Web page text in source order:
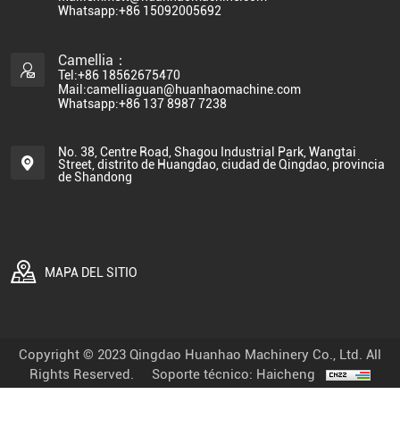
Whatsapp:+86 15092005692
Camellia：
Tel:+86 18562675470
Mail:camelliaguan@huanhaomachine.com
Whatsapp:+86 137 8987 7238
No. 38, Centre Road, Shagou Industrial Park, Wangtai
Street, distrito de Huangdao, ciudad de Qingdao, provincia
de Shandong
MAPA DEL SITIO
Copyright © 2023 Qingdao Huanhao Machinery Co., Ltd. All
Rights Reserved.
Soporte técnico: Haicheng